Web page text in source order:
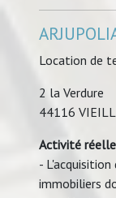
Location de
2 la Verdure
44116
Activité
-
immobiliers